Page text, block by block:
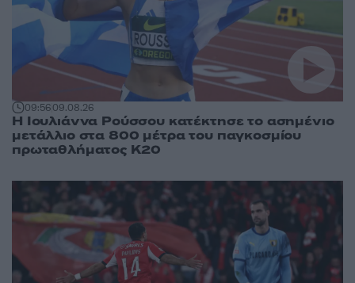
09:5609.08.26
Η Ιουλιάννα Ρούσσου κατέκτησε το ασημένιο
μετάλλιο στα 800 μέτρα του παγκοσμίου
πρωταθλήματος Κ20